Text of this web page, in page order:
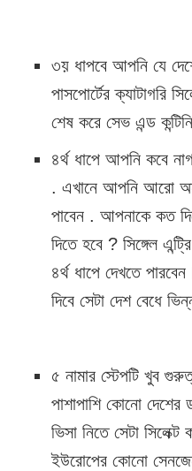
৩য় ধাপবে আপনি যে
পাসপোর্টের ক্যাটাগরি
শেষ করে সেভ এন্ড
৪র্থ ধাপে আপনি কবে
. এখানে আপনি আরো
পাবেন . আপনাকে কত
দিতে হবে ? সিঙ্গেল
৪র্থ ধাপে দেখতে
দিবে সেটা দেশ বেধে
৫ নামার স্টেপটি খুব
পাশাপাশি কোনো দেশের
ভিসা নিতে সেটা
ইউরোপের কোনো